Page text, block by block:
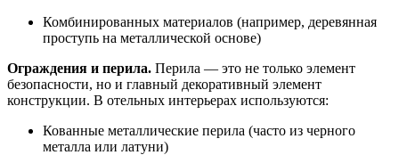
Комбинированных материалов (например, деревянная
проступь на металлической основе)
Ограждения и перила. Перила — это не только элемент
безопасности, но и главный декоративный элемент
конструкции. В отельных интерьерах используются:
Кованные металлические перила (часто из черного
металла или латуни)